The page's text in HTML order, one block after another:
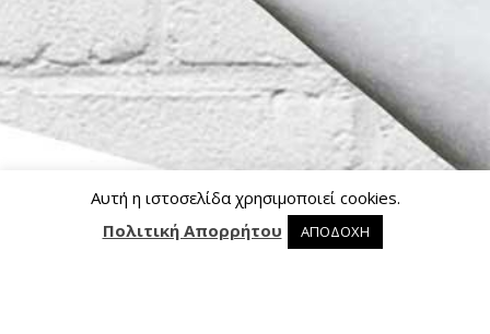
0 0 προϊόντα στο καλάθι
Αυτή η ιστοσελίδα χρησιμοποιεί cookies.
Πολιτική Απορρήτου
ΑΠΟΔΟΧΗ